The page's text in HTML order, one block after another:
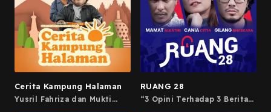
yang dilakukan oleh
manusia. Tayang setiap
Rabu dan Minggu bersama
Ridwan Remin dan Molan.
Cerita Kampung Halaman
Yusril Fahriza dan Mukti
RUANG 28
“3 Opini Terhadap 3 Berita